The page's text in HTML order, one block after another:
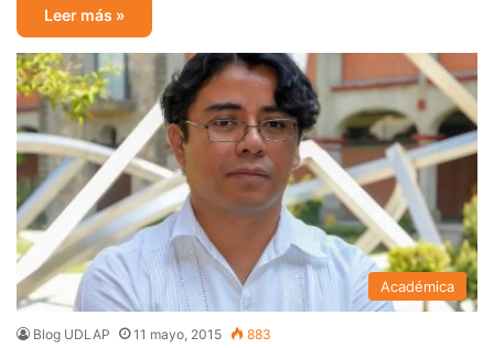
Leer más »
Académica
Blog UDLAP 11 mayo, 2015 883